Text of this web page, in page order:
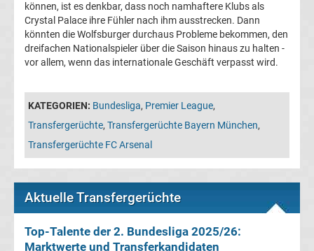
La
Liga
A
Türk.
können, ist es denkbar, dass noch namhaftere Klubs als
Crystal Palace ihre Fühler nach ihm ausstrecken. Dann
könnten die Wolfsburger durchaus Probleme bekommen, den
dreifachen Nationalspieler über die Saison hinaus zu halten -
vor allem, wenn das internationale Geschäft verpasst wird.
KATEGORIEN: Bundesliga, Premier League,
Transfergerüchte, Transfergerüchte Bayern München,
Transfergerüchte FC Arsenal
Aktuelle Transfergerüchte
Top-Talente der 2. Bundesliga 2025/26:
Marktwerte und Transferkandidaten